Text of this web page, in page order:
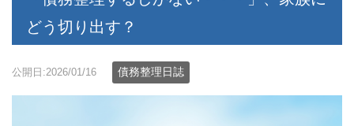
どう切り出す？
公開日:2026/01/16 債務整理日誌